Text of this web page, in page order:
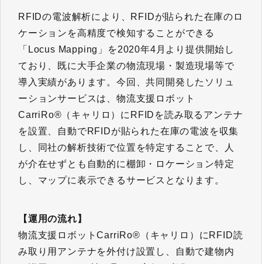
RFIDの電波解析により、RFIDが貼られた在庫のロ
ケーションを高精度で検知することができる
「Locus Mapping」を2020年4月より提供開始し
ており、既に大手企業の物流現場・製造現場等で
導入実績があります。今回、共同開発したソリュ
ーションサービスは、物流支援ロボット
CarriRo®（キャリロ）にRFIDを読み取るアンテナ
を設置、自動でRFIDが貼られた在庫の電波を収集
し、同社の解析技術で位置を特定することで、人
が介在せずとも自動的に棚卸・ロケーション特定
し、マップに表示できるサービスとなります。
【運用の流れ】
物流支援ロボットCarriRo®（キャリロ）にRFID読
み取り用アンテナを外付け設置し、自動で建物内